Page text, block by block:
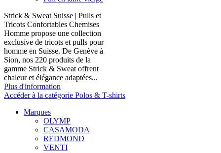
Strick & Sweat Suisse | Pulls et
Tricots Confortables Chemises
Homme propose une collection
exclusive de tricots et pulls pour
homme en Suisse. De Genève à
Sion, nos 220 produits de la
gamme Strick & Sweat offrent
chaleur et élégance adaptées...
Plus d'information
Accéder à la catégorie Polos & T-shirts
Marques
OLYMP
CASAMODA
REDMOND
VENTI